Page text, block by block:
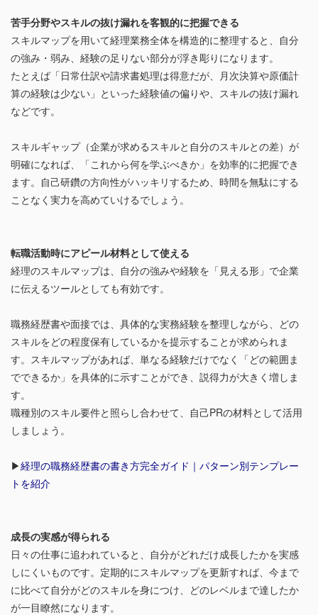
苦手分野やスキルの抜け漏れを客観的に把握できる
スキルマップを用いて経理業務全体を構造的に整理すると、自分
の強み・弱み、経験の足りない部分が浮き彫りになります。
たとえば「日常仕訳や請求書処理は得意だが、月次決算や原価計
算の経験は少ない」といった経験値の偏りや、スキルの抜け漏れ
などです。
スキルギャップ（企業が求めるスキルと自分のスキルとの差）が
明確になれば、「これから何を学ぶべきか」を効率的に把握でき
ます。自己研鑽の方向性がハッキリするため、時間を無駄にする
ことなく実力を高めていけるでしょう。
転職活動時にアピール材料として使える
経理のスキルマップは、自分の強みや経験を「見える形」で企業
に伝えるツールとしても有効です。
職務経歴書や面接では、具体的な実務経験を整理しながら、どの
スキルをどの程度保有しているかを提示することが求められま
す。スキルマップがあれば、単なる経験だけでなく「どの範囲ま
でできるか」を具体的に示すことができ、説得力が大きく増しま
す。
職種別のスキル要件と照らし合わせて、自己PRの材料として活用
しましょう。
▶︎経理の職務経歴書の書き方完全ガイド｜パターン別テンプレー
トを紹介
成長の実感が得られる
日々の仕事に追われていると、自分がどれだけ成長したかを実感
しにくいものです。定期的にスキルマップを更新すれば、今まで
に比べて自分がどのスキルを身につけ、どのレベルまで達したか
が一目瞭然になります。